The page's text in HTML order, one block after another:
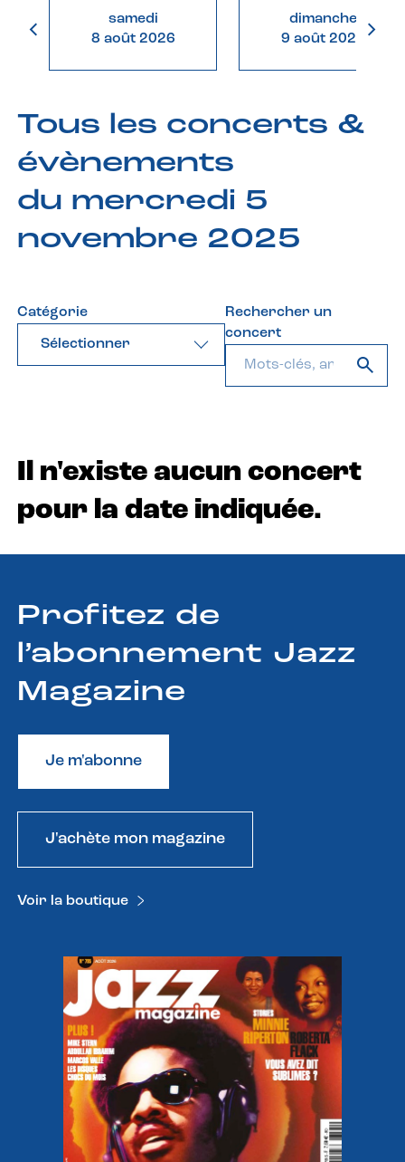
samedi
8 août 2026
dimanche
9 août 2026
Tous les concerts &
évènements
du mercredi 5
novembre 2025
Catégorie
Sélectionner
Rechercher un
concert
Il n'existe aucun concert
pour la date indiquée.
Profitez de
l’abonnement Jazz
Magazine
Je m'abonne
J'achète mon magazine
Voir la boutique